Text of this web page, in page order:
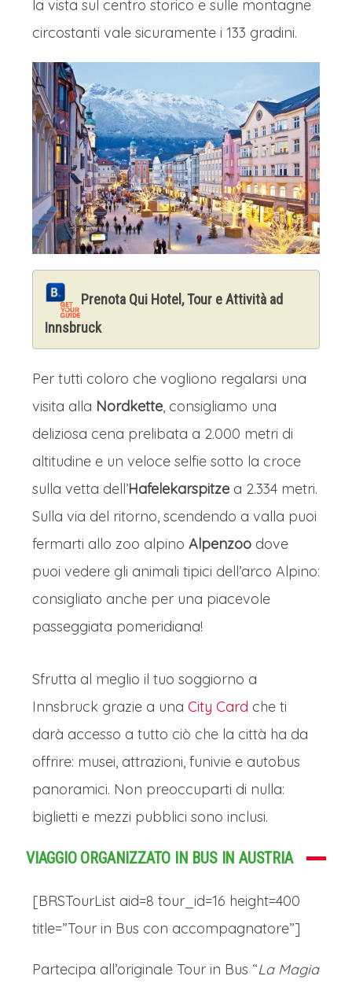
la vista sul centro storico e sulle montagne
circostanti vale sicuramente i 133 gradini.
Prenota Qui Hotel, Tour e Attività ad
Innsbruck
Per tutti coloro che vogliono regalarsi una
visita alla Nordkette, consigliamo una
deliziosa cena prelibata a 2.000 metri di
altitudine e un veloce selfie sotto la croce
sulla vetta dell’Hafelekarspitze a 2.334 metri.
Sulla via del ritorno, scendendo a valla puoi
fermarti allo zoo alpino Alpenzoo dove
puoi vedere gli animali tipici dell’arco Alpino:
consigliato anche per una piacevole
passeggiata pomeridiana!
Sfrutta al meglio il tuo soggiorno a
Innsbruck grazie a una City Card che ti
darà accesso a tutto ciò che la città ha da
offrire: musei, attrazioni, funivie e autobus
panoramici. Non preoccuparti di nulla:
biglietti e mezzi pubblici sono inclusi.
VIAGGIO ORGANIZZATO IN BUS IN AUSTRIA
[BRSTourList aid=8 tour_id=16 height=400
title=”Tour in Bus con accompagnatore”]
Partecipa all’originale Tour in Bus “La Magia